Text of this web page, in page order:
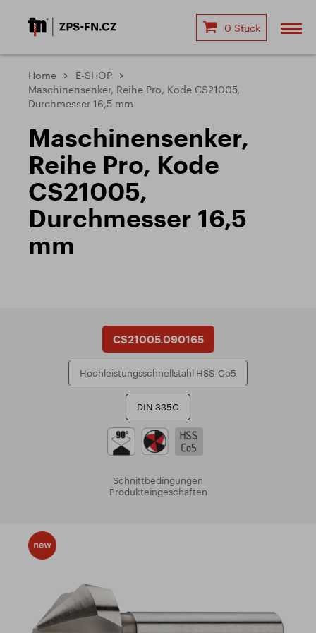
0 Stück
Home
E-SHOP
Maschinensenker, Reihe Pro, Kode CS21005,
Durchmesser 16,5 mm
Maschinensenker,
Reihe Pro, Kode
CS21005,
Durchmesser 16,5
mm
CS21005.090165
Hochleistungsschnellstahl HSS-Co5
DIN 335C
Schnittbedingungen
Produkteingeschaften